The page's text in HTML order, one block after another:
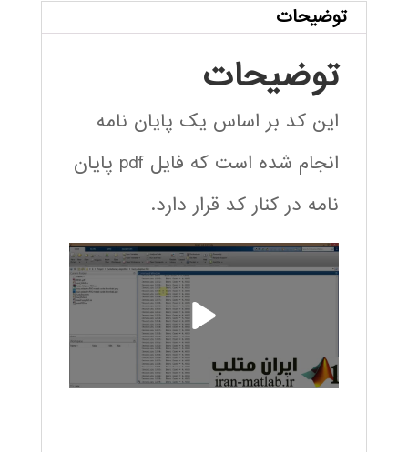
تجمعی
ذرات
فازی
Fuzzy
PSO
عدد
توضیحات
توضیحات
این کد بر اساس یک پایان نامه
انجام شده است که فایل pdf پایان
نامه در کنار کد قرار دارد.